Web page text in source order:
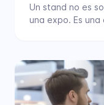
Un stand no es
una expo. Es